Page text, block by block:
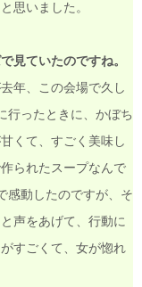
思いました。
見ていたのですね。
年、この会場で久し
行ったときに、かぼち
くて、すごく美味し
られたスープなんで
感動したのですが、そ
声をあげて、行動に
すごくて、女が惚れ